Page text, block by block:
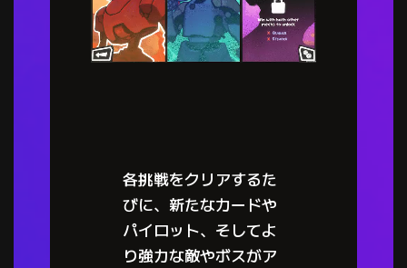
各挑戦をクリアするた
びに、新たなカードや
パイロット、そしてよ
り強力な敵やボスがア